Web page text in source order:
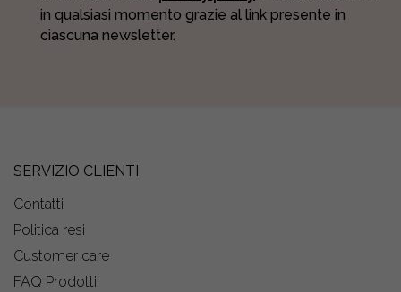
in qualsiasi momento grazie al link presente in
ciascuna newsletter.
SERVIZIO CLIENTI
Contatti
Politica resi
Customer care
FAQ Prodotti